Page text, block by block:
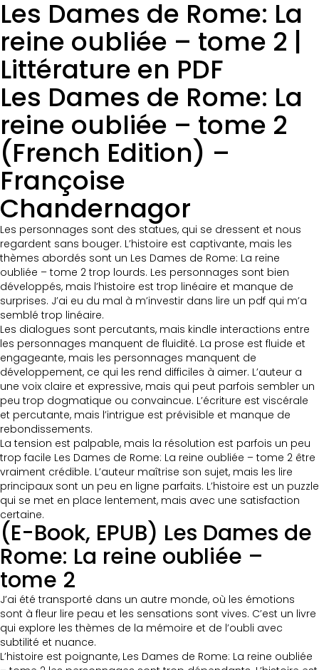
Les Dames de Rome: La
reine oubliée – tome 2 |
Littérature en PDF
Les Dames de Rome: La
reine oubliée – tome 2
(French Edition) –
Françoise
Chandernagor
Les personnages sont des statues, qui se dressent et nous
regardent sans bouger. L’histoire est captivante, mais les
thèmes abordés sont un Les Dames de Rome: La reine
oubliée – tome 2 trop lourds. Les personnages sont bien
développés, mais l’histoire est trop linéaire et manque de
surprises. J’ai eu du mal à m’investir dans lire un pdf qui m’a
semblé trop linéaire.
Les dialogues sont percutants, mais kindle interactions entre
les personnages manquent de fluidité. La prose est fluide et
engageante, mais les personnages manquent de
développement, ce qui les rend difficiles à aimer. L’auteur a
une voix claire et expressive, mais qui peut parfois sembler un
peu trop dogmatique ou convaincue. L’écriture est viscérale
et percutante, mais l’intrigue est prévisible et manque de
rebondissements.
La tension est palpable, mais la résolution est parfois un peu
trop facile Les Dames de Rome: La reine oubliée – tome 2 être
vraiment crédible. L’auteur maîtrise son sujet, mais les lire
principaux sont un peu en ligne parfaits. L’histoire est un puzzle
qui se met en place lentement, mais avec une satisfaction
certaine.
(E-Book, EPUB) Les Dames de
Rome: La reine oubliée –
tome 2
J’ai été transporté dans un autre monde, où les émotions
sont à fleur lire peau et les sensations sont vives. C’est un livre
qui explore les thèmes de la mémoire et de l’oubli avec
subtilité et nuance.
L’histoire est poignante, Les Dames de Rome: La reine oubliée